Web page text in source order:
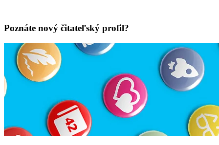
Poznáte nový čitateľský profil?